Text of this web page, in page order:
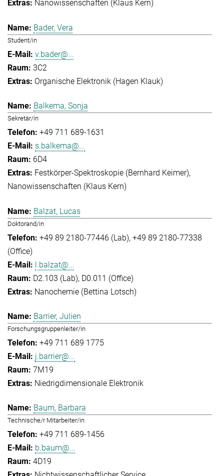
Nanowissenschaften (Klaus Kern)
Bader, Vera
Student/in
v.bader@...
3C2
Organische Elektronik (Hagen Klauk)
Balkema, Sonja
Sekretär/in
+49 711 689-1631
s.balkema@...
6D4
Festkörper-Spektroskopie (Bernhard Keimer)
Nanowissenschaften (Klaus Kern)
Balzat, Lucas
Doktorand/in
+49 89 2180-77446 (Lab) +49 89 2180-77338
(Office)
l.balzat@...
D2.103 (Lab), D0.011 (Office)
Nanochemie (Bettina Lotsch)
Barrier, Julien
Forschungsgruppenleiter/in
+49 711 689 1775
j.barrier@...
7M19
Niedrigdimensionale Elektronik
Baum, Barbara
Technische/r Mitarbeiter/in
+49 711 689-1456
b.baum@...
4D19